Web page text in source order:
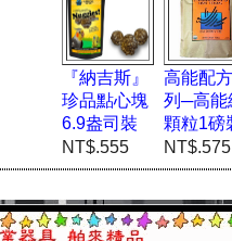
『納吉斯』
珍品點心塊
6.9盎司裝
NT$.555
高能配
列─高能
顆粒1磅
NT$.575